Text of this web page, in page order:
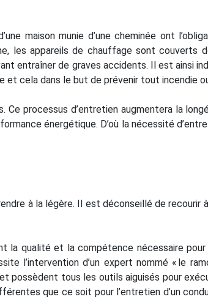
maison munie d’une cheminée ont
les appareils de chauffage sont couverts
entraîner de graves accidents. Il est ainsi
cela dans le but de prévenir tout incendie
Ce processus d’entretien augmentera la
énergétique. D’où la nécessité
à la légère. Il est déconseillé de
la qualité et la compétence nécessaire
l’intervention d’un expert nommé « le
tous les outils aiguisés pour
que ce soit pour l’entretien d’un